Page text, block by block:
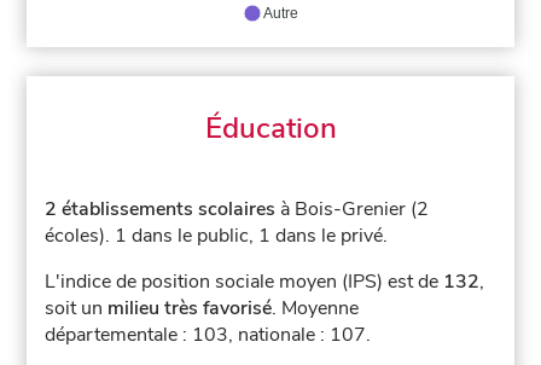
Autre
Éducation
2 établissements scolaires à Bois-Grenier (2
écoles). 1 dans le public, 1 dans le privé.
L'indice de position sociale moyen (IPS) est de 132,
soit un milieu très favorisé. Moyenne
départementale : 103, nationale : 107.